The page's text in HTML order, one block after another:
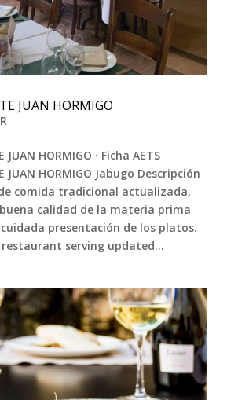
JUAN HORMIGO
JUAN HORMIGO · Ficha AETS
JUAN HORMIGO Jabugo Descripción
comida tradicional actualizada,
calidad de la materia prima
presentación de los platos.
serving updated...